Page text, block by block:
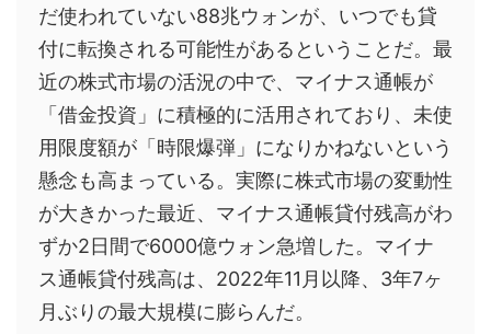
だ使われていない88兆ウォンが、いつでも貸
付に転換される可能性があるということだ。最
近の株式市場の活況の中で、マイナス通帳が
「借金投資」に積極的に活用されており、未使
用限度額が「時限爆弾」になりかねないという
懸念も高まっている。実際に株式市場の変動性
が大きかった最近、マイナス通帳貸付残高がわ
ずか2日間で6000億ウォン急増した。マイナ
ス通帳貸付残高は、2022年11月以降、3年7ヶ
月ぶりの最大規模に膨らんだ。